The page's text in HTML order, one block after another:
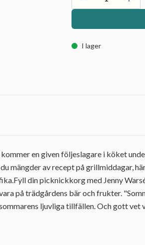
I lager
en given följeslagare i köket
mängder av recept på grillmiddagar,
din picknickkorg med Jenny
på trädgårdens bär och frukter.
ljuvliga tillfällen. Och gott vet